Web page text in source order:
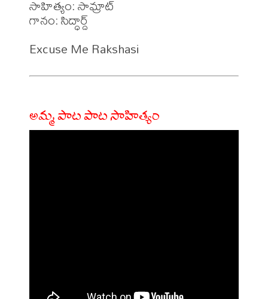
సాహిత్యం: సామ్రాట్
గానం: సిద్ధార్ద్
అమ్మ పాట పాట సాహిత్యం